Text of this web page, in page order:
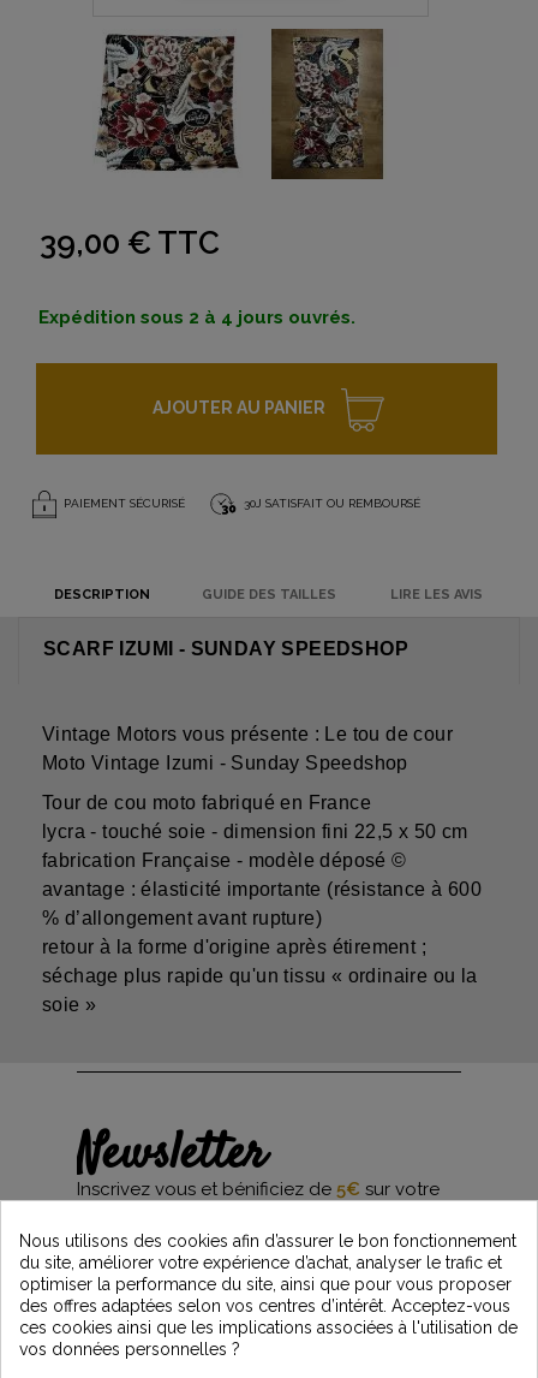
39,00 € TTC
Expédition sous 2 à 4 jours ouvrés.
AJOUTER AU PANIER
PAIEMENT SÉCURISÉ 30J SATISFAIT OU REMBOURSÉ
DESCRIPTION GUIDE DES TAILLES LIRE LES AVIS
SCARF IZUMI - SUNDAY SPEEDSHOP
Vintage Motors vous présente : Le tou de cour
Moto Vintage Izumi - Sunday Speedshop
Tour de cou moto fabriqué en France
lycra - touché soie - dimension fini 22,5 x 50 cm
fabrication Française - modèle déposé ©
avantage : élasticité importante (résistance à 600
% d’allongement avant rupture)
retour à la forme d'origine après étirement ;
séchage plus rapide qu'un tissu « ordinaire ou la
soie »
Newsletter
Inscrivez vous et bénificiez de 5€ sur votre
et restez informés des dernières nouveautés
Vintage Motors
*Dès 99€ d'achat. En vous abonnant à notre newsletter, vous reconnaissez avoir pris
Nous utilisons des cookies afin d’assurer le bon fonctionnement
du site, améliorer votre expérience d’achat, analyser le trafic et
optimiser la performance du site, ainsi que pour vous proposer
des offres adaptées selon vos centres d’intérêt. Acceptez-vous
ces cookies ainsi que les implications associées à l'utilisation de
vos données personnelles ?